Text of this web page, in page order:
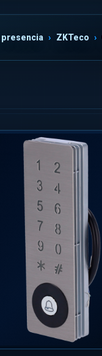
ZKTeco